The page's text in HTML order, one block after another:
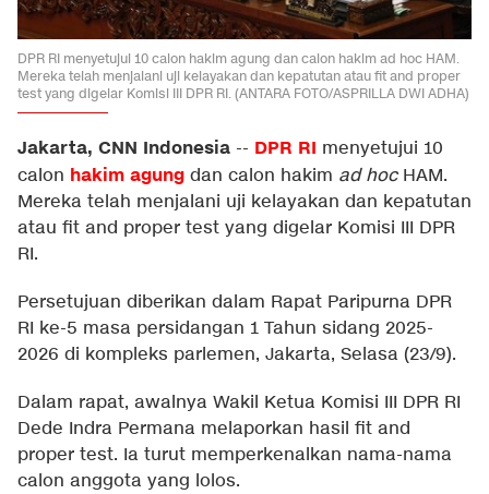
DPR RI menyetujui 10 calon hakim agung dan calon hakim ad hoc HAM.
Mereka telah menjalani uji kelayakan dan kepatutan atau fit and proper
test yang digelar Komisi III DPR RI. (ANTARA FOTO/ASPRILLA DWI ADHA)
Jakarta, CNN Indonesia -- DPR RI menyetujui 10
calon hakim agung dan calon hakim ad hocHAM.
Mereka telah menjalani uji kelayakan dan kepatutan
atau fit and proper test yang digelar Komisi III DPR
RI.
Persetujuan diberikan dalam Rapat Paripurna DPR
RI ke-5 masa persidangan 1 Tahun sidang 2025-
2026 di kompleks parlemen, Jakarta, Selasa (23/9).
Dalam rapat, awalnya Wakil Ketua Komisi III DPR RI
Dede Indra Permana melaporkan hasil fit and
proper test. Ia turut memperkenalkan nama-nama
calon anggota yang lolos.